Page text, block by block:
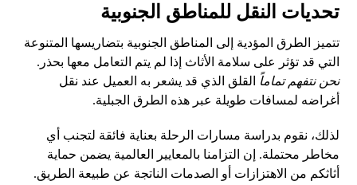
تحديات النقل للمناطق الجنوبية
تتميز الطرق المؤدية إلى المناطق الجنوبية بتضاريسها المتنوعة
التي قد تؤثر على سلامة الأثاث إذا لم يتم التعامل معها بحذر.
نحن نتفهم تماماً
القلق الذي قد يشعر به العميل عند نقل
أغراضه لمسافات طويلة عبر هذه الطرق الجبلية.
لذلك، نقوم بدراسة مسارات الرحلة بعناية فائقة لتجنب أي
مخاطر محتملة. إن التزامنا بالمعايير العالمية يضمن حماية
أثاثكم من الاهتزازات أو الصدمات الناتجة عن طبيعة الطريق.